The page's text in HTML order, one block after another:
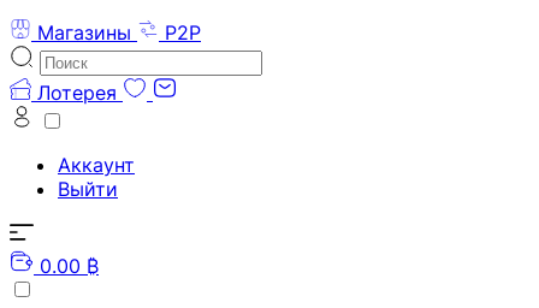
Магазины
P2P
Лотерея
Аккаунт
Выйти
0.00 ₿